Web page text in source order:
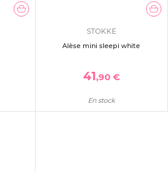
STOKKE
Alèse mini sleepi white
41,90 €
En stock